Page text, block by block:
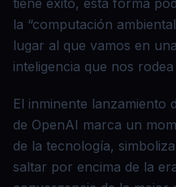
tiene éxito, esta forma
la “computación
lugar al que vamos en
inteligencia que nos
El inminente lanzamiento
de OpenAI marca un
de la tecnología,
saltar por encima de la